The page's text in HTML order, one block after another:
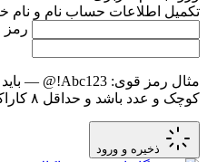
تکمیل اطلاعات حساب نام و نام
رمز
مثال رمز قوی: Abc123!@
—
کوچک و عدد باشد و حداقل ۸ کاراکتر داشته باشد.
ذخیره و ورود